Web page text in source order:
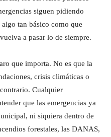
siguen pidiendo
tan básico como que
a pasar lo de siempre.
que importa. No es que la
crisis climáticas o
Cualquier
que las emergencias ya
ni siquiera dentro de
forestales, las DANAS,